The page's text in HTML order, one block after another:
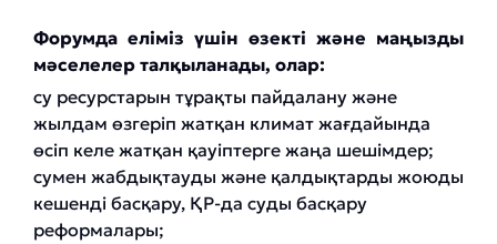
Форумда еліміз үшін өзекті және маңызды
мәселелер талқыланады, олар:
су ресурстарын тұрақты пайдалану және
жылдам өзгеріп жатқан климат жағдайында
өсіп келе жатқан қауіптерге жаңа шешімдер;
сумен жабдықтауды және қалдықтарды жоюды
кешенді басқару, ҚР-да суды басқару
реформалары;